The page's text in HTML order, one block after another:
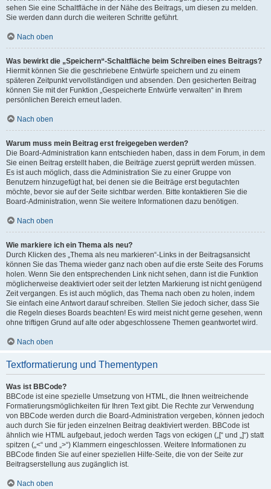
sehen Sie eine Schaltfläche in der Nähe des Beitrags, um diesen zu melden.
Sie werden dann durch die weiteren Schritte geführt.
Nach oben
Was bewirkt die „Speichern“-Schaltfläche beim Schreiben eines Beitrags?
Hiermit können Sie die geschriebene Entwürfe speichern und zu einem
späteren Zeitpunkt vervollständigen und absenden. Den gesicherten Beitrag
können Sie mit der Funktion „Gespeicherte Entwürfe verwalten“ in Ihrem
persönlichen Bereich erneut laden.
Nach oben
Warum muss mein Beitrag erst freigegeben werden?
Die Board-Administration kann entschieden haben, dass in dem Forum, in dem
Sie einen Beitrag erstellt haben, die Beiträge zuerst geprüft werden müssen.
Es ist auch möglich, dass die Administration Sie zu einer Gruppe von
Benutzern hinzugefügt hat, bei denen sie die Beiträge erst begutachten
möchte, bevor sie auf der Seite sichtbar werden. Bitte kontaktieren Sie die
Board-Administration, wenn Sie weitere Informationen dazu benötigen.
Nach oben
Wie markiere ich ein Thema als neu?
Durch Klicken des „Thema als neu markieren“-Links in der Beitragsansicht
können Sie das Thema wieder ganz nach oben auf die erste Seite des Forums
holen. Wenn Sie den entsprechenden Link nicht sehen, dann ist die Funktion
möglicherweise deaktiviert oder seit der letzten Markierung ist nicht genügend
Zeit vergangen. Es ist auch möglich, das Thema nach oben zu holen, indem
Sie einfach eine Antwort darauf schreiben. Stellen Sie jedoch sicher, dass Sie
die Regeln dieses Boards beachten! Es wird meist nicht gerne gesehen, wenn
ohne triftigen Grund auf alte oder abgeschlossene Themen geantwortet wird.
Nach oben
Textformatierung und Thementypen
Was ist BBCode?
BBCode ist eine spezielle Umsetzung von HTML, die Ihnen weitreichende
Formatierungsmöglichkeiten für Ihren Text gibt. Die Rechte zur Verwendung
von BBCode werden durch die Board-Administration vergeben, können jedoch
auch durch Sie für jeden einzelnen Beitrag deaktiviert werden. BBCode ist
ähnlich wie HTML aufgebaut, jedoch werden Tags von eckigen („[“ und „]“) statt
spitzen („<“ und „>“) Klammern eingeschlossen. Weitere Informationen zu
BBCode finden Sie auf einer speziellen Hilfe-Seite, die von der Seite zur
Beitragserstellung aus zugänglich ist.
Nach oben